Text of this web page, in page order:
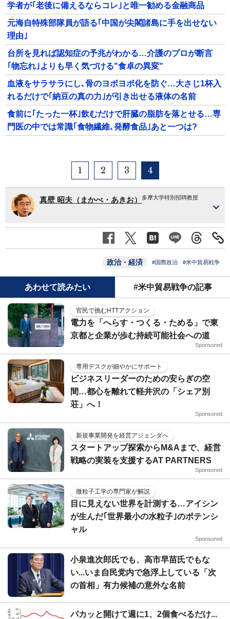
学者が｢老後に備えるならコレ｣と唯一勧める金融商品
元海自特殊部隊員が語る｢中国が尖閣諸島に手を出せない
理由｣
台所を見れば認知症の予兆がわかる…介護のプロが断言
｢物忘れ｣よりも早く気づける"食卓の異変"
血液をサラサラにし､骨のヨボヨボ化を防ぐ…大さじ1杯入
れるだけで｢納豆の真の力｣が引き出せる液体の名前
食前に｢たった一杯｣飲むだけで肝臓の脂肪を落とせる…専
門医の中では常識｢食物繊維､発酵食品｣あと一つは?
1 2 3 4
真壁 昭夫（まかべ・あきお） 多摩大学特別招聘教授
政治・経済 #国際政治 #米中貿易戦争
あわせて読みたい #米中貿易戦争の記事
官民で挑むHTTアクション
電力を「へらす・つくる・ためる」で東
京都と企業が歩む持続可能社会への道
Sponsored
専用デスクが細やかにサポート
ビジネスリーダーのための安らぎの空
間…都心を離れて軽井沢の「シェア別
荘」へ！
Sponsored
新規事業開発を経営アジェンダへ
スタートアップ探索からM&Aまで、経営
戦略の実装を支援するAT PARTNERS
Sponsored
微粒子工学の専門家が解説
目に見えない世界を計測する…アイシン
が生んだ｢世界最小の水粒子｣のポテンシ
ャル
Sponsored
小泉進次郎氏でも、高市早苗氏でもな
い...いま自民党内で急浮上している「次
の首相」有力候補の意外な名前
パカッと開けて週に1、2個食べるだけ...